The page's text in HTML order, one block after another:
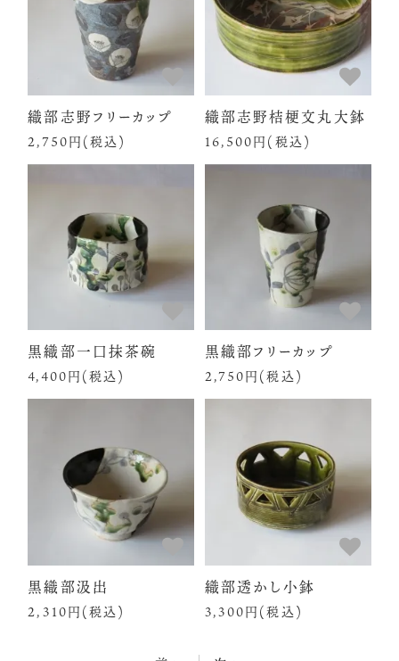
織部志野フリーカップ
2,750円(税込)
織部志野桔梗文丸大鉢
16,500円(税込)
黒織部一口抹茶碗
4,400円(税込)
黒織部フリーカップ
2,750円(税込)
黒織部汲出
2,310円(税込)
織部透かし小鉢
3,300円(税込)